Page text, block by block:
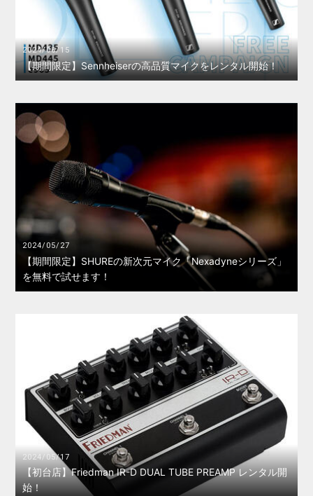
2024/06/15
【期間限定】Sennheiserの高品質マイクをレンタル開始！
2024/05/27
【期間限定】SHUREの新次元マイク「Nexadyneシリーズ」
を無料で試せます！
2024/05/17
【初台店】Friedman IR-D DUAL TUBE PREAMP レンタル開
始！